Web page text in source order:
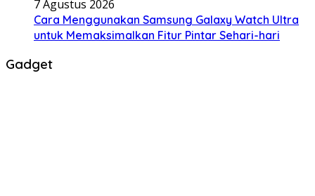
7 Agustus 2026
Cara Menggunakan Samsung Galaxy Watch Ultra
untuk Memaksimalkan Fitur Pintar Sehari-hari
Gadget